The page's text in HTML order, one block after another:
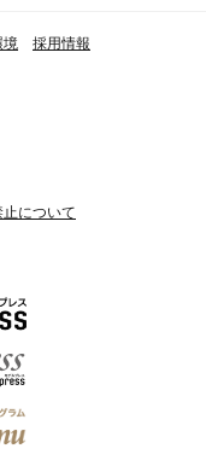
採用情報
について